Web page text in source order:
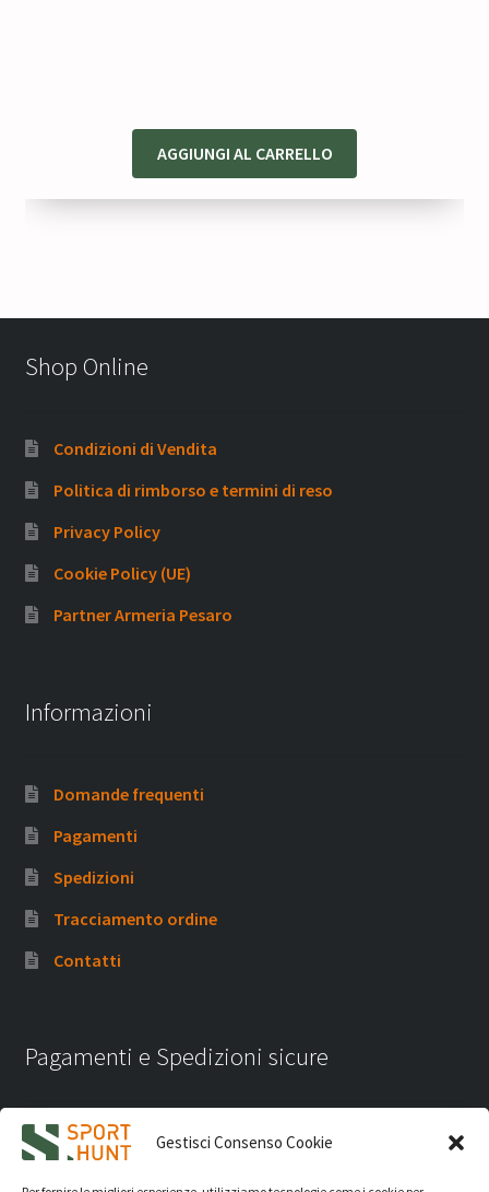
Gestisci Consenso Cookie
AGGIUNGI AL CARRELLO
Shop Online
Condizioni di Vendita
Politica di rimborso e termini di reso
Privacy Policy
Cookie Policy (UE)
Partner Armeria Pesaro
Informazioni
Domande frequenti
Pagamenti
Spedizioni
Tracciamento ordine
Contatti
Pagamenti e Spedizioni sicure